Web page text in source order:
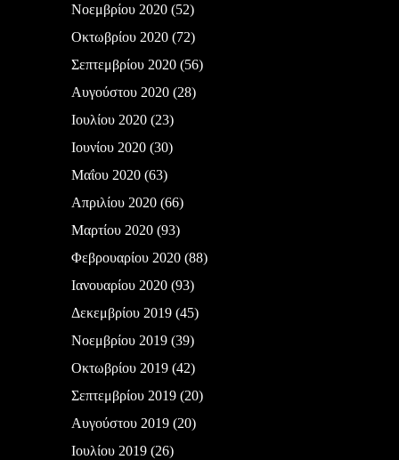
Νοεμβρίου 2020(52)
Οκτωβρίου 2020(72)
Σεπτεμβρίου 2020(56)
Αυγούστου 2020(28)
Ιουλίου 2020(23)
Ιουνίου 2020(30)
Μαΐου 2020(63)
Απριλίου 2020(66)
Μαρτίου 2020(93)
Φεβρουαρίου 2020(88)
Ιανουαρίου 2020(93)
Δεκεμβρίου 2019(45)
Νοεμβρίου 2019(39)
Οκτωβρίου 2019(42)
Σεπτεμβρίου 2019(20)
Αυγούστου 2019(20)
Ιουλίου 2019(26)